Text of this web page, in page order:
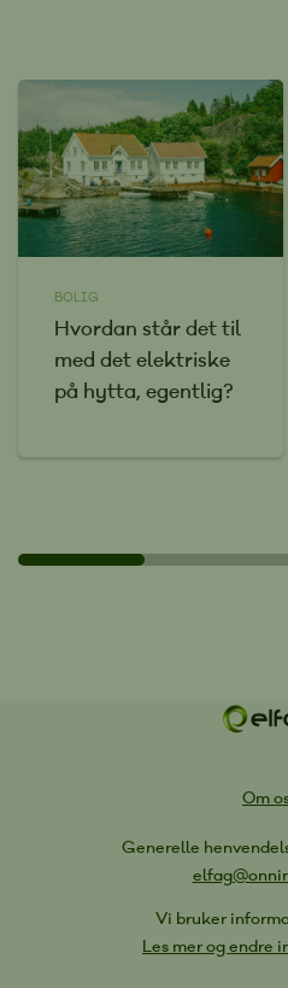
BOLIG
Hvordan står det til
med det elektriske
på hytta, egentlig?
Om
Generelle
Vi bruker
Les mer og endre